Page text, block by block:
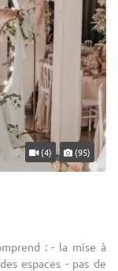
(4) (95)
: - la mise à
espaces - pas de